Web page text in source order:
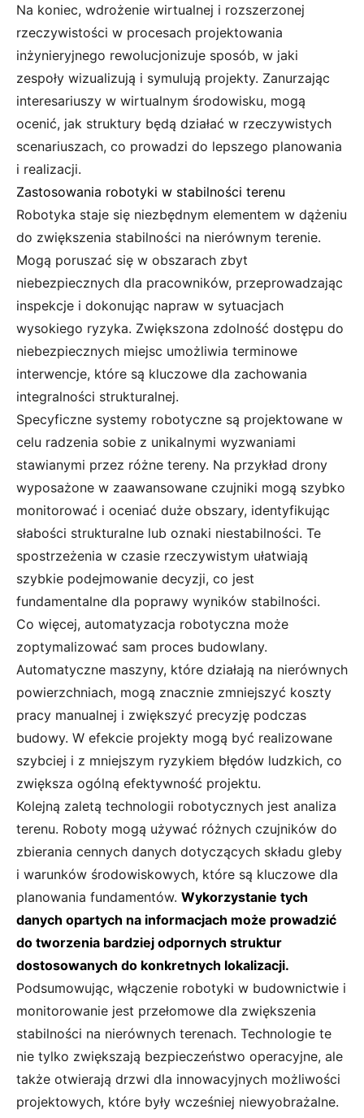
Na koniec, wdrożenie wirtualnej i rozszerzonej
rzeczywistości w procesach projektowania
inżynieryjnego rewolucjonizuje sposób, w jaki
zespoły wizualizują i symulują projekty. Zanurzając
interesariuszy w wirtualnym środowisku, mogą
ocenić, jak struktury będą działać w rzeczywistych
scenariuszach, co prowadzi do lepszego planowania
i realizacji.
Zastosowania robotyki w stabilności terenu
Robotyka staje się niezbędnym elementem w dążeniu
do zwiększenia stabilności na nierównym terenie.
Mogą poruszać się w obszarach zbyt
niebezpiecznych dla pracowników, przeprowadzając
inspekcje i dokonując napraw w sytuacjach
wysokiego ryzyka. Zwiększona zdolność dostępu do
niebezpiecznych miejsc umożliwia terminowe
interwencje, które są kluczowe dla zachowania
integralności strukturalnej.
Specyficzne systemy robotyczne są projektowane w
celu radzenia sobie z unikalnymi wyzwaniami
stawianymi przez różne tereny. Na przykład drony
wyposażone w zaawansowane czujniki mogą szybko
monitorować i oceniać duże obszary, identyfikując
słabości strukturalne lub oznaki niestabilności. Te
spostrzeżenia w czasie rzeczywistym ułatwiają
szybkie podejmowanie decyzji, co jest
fundamentalne dla poprawy wyników stabilności.
Co więcej, automatyzacja robotyczna może
zoptymalizować sam proces budowlany.
Automatyczne maszyny, które działają na nierównych
powierzchniach, mogą znacznie zmniejszyć koszty
pracy manualnej i zwiększyć precyzję podczas
budowy. W efekcie projekty mogą być realizowane
szybciej i z mniejszym ryzykiem błędów ludzkich, co
zwiększa ogólną efektywność projektu.
Kolejną zaletą technologii robotycznych jest analiza
terenu. Roboty mogą używać różnych czujników do
zbierania cennych danych dotyczących składu gleby
i warunków środowiskowych, które są kluczowe dla
planowania fundamentów. Wykorzystanie tych
danych opartych na informacjach może prowadzić
do tworzenia bardziej odpornych struktur
dostosowanych do konkretnych lokalizacji.
Podsumowując, włączenie robotyki w budownictwie i
monitorowanie jest przełomowe dla zwiększenia
stabilności na nierównych terenach. Technologie te
nie tylko zwiększają bezpieczeństwo operacyjne, ale
także otwierają drzwi dla innowacyjnych możliwości
projektowych, które były wcześniej niewyobrażalne.